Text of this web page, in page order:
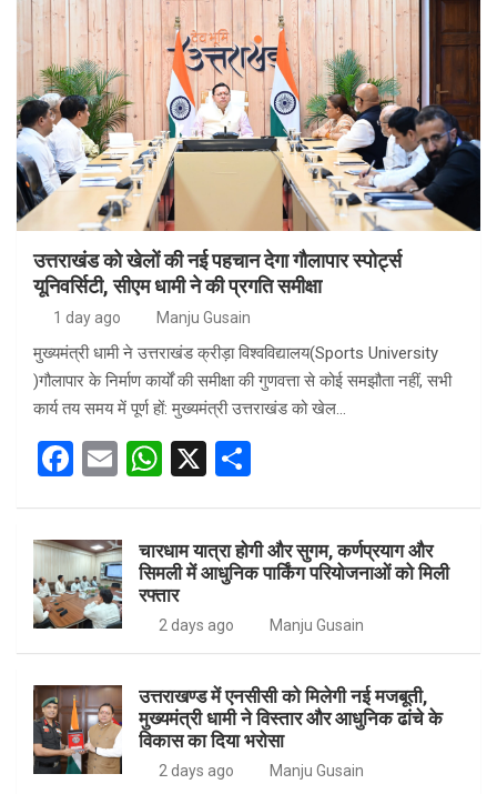
उत्तराखंड को खेलों की नई पहचान देगा गौलापार स्पोर्ट्स
यूनिवर्सिटी, सीएम धामी ने की प्रगति समीक्षा
1 day ago Manju Gusain
मुख्यमंत्री धामी ने उत्तराखंड क्रीड़ा विश्वविद्यालय(Sports University
)गौलापार के निर्माण कार्यों की समीक्षा की गुणवत्ता से कोई समझौता नहीं, सभी
कार्य तय समय में पूर्ण हों: मुख्यमंत्री उत्तराखंड को खेल…
F
ce
b
o
o
E
ail
W
s
A
p
X
ar
e
चारधाम यात्रा होगी और सुगम, कर्णप्रयाग और
सिमली में आधुनिक पार्किंग परियोजनाओं को मिली
रफ्तार
2 days ago Manju Gusain
उत्तराखण्ड में एनसीसी को मिलेगी नई मजबूती,
मुख्यमंत्री धामी ने विस्तार और आधुनिक ढांचे के
विकास का दिया भरोसा
2 days ago Manju Gusain